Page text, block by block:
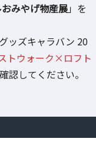
おみやげ物産展」を
ッズキャラバン 20
トウォーク×ロフト
認してください。